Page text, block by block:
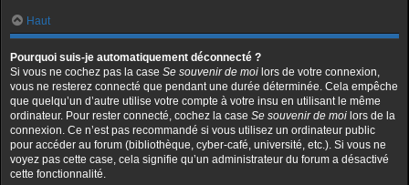
Haut
Pourquoi suis-je automatiquement déconnecté ?
Si vous ne cochez pas la case Se souvenir de moi lors de votre connexion,
vous ne resterez connecté que pendant une durée déterminée. Cela empêche
que quelqu’un d’autre utilise votre compte à votre insu en utilisant le même
ordinateur. Pour rester connecté, cochez la case Se souvenir de moi lors de la
connexion. Ce n’est pas recommandé si vous utilisez un ordinateur public
pour accéder au forum (bibliothèque, cyber-café, université, etc.). Si vous ne
voyez pas cette case, cela signifie qu’un administrateur du forum a désactivé
cette fonctionnalité.